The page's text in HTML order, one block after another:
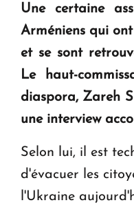
Le premier hôtel
ouvrira ses portes
Une certaine
Arméniens qui
et se sont
Le haut-
diaspora, Zareh
une interview
Selon lui, il est
d'évacuer les
l'Ukraine